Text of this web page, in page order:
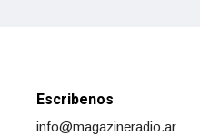
Escribenos
info@magazineradio.ar